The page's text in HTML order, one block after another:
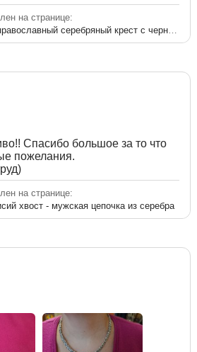
на странице:
Спасибо большое за то что
пожелания.
на странице:
хвост - мужская цепочка из серебра